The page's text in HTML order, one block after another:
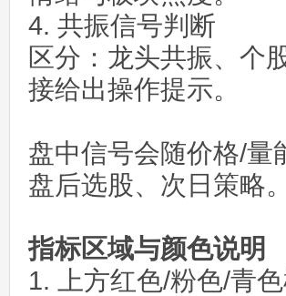
4. 共振信号判断
区分：龙头共振、个
接给出操作提示。
盘中信号会随价格/量
盘后选股、次日策略。
指标区域与颜色说明
1. 上方红色/粉色/青